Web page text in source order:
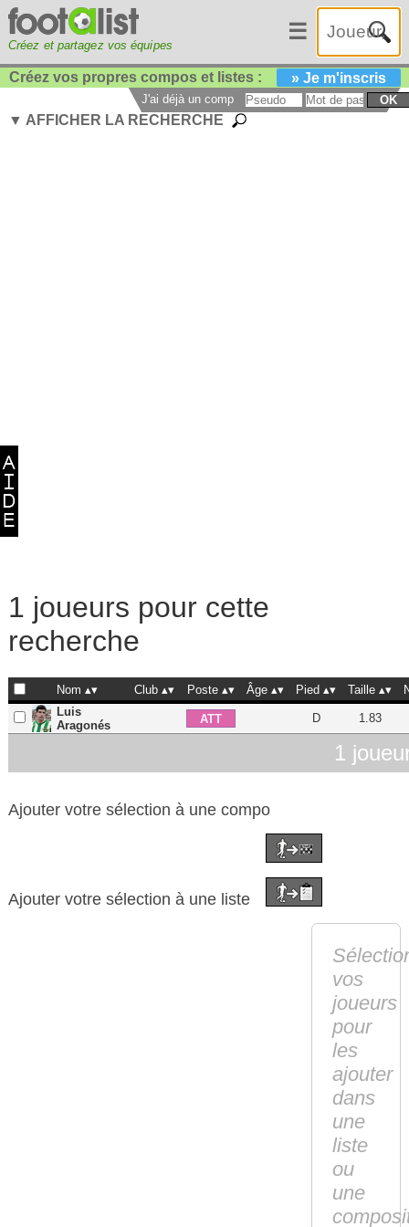
Créez et partagez vos équipes
☰
Créez vos propres compos et listes : » Je m'inscris
J'ai déjà un compte : OK
▼ AFFICHER LA RECHERCHE
1 joueurs pour cette
recherche
Nom Club Poste Âge Pied Taille
Luis
Aragonés
ATT D 1.83
1
Ajouter votre sélection à une compo
Ajouter votre sélection à une liste
vos
joueurs
pour
les
ajouter
dans
une
liste
ou
une